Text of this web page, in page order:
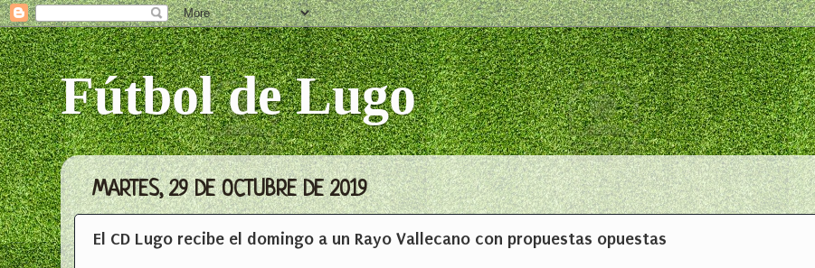
Fútbol de Lugo
MARTES, 29 DE OCTUBRE DE 2019
El CD Lugo recibe el domingo a un Rayo Vallecano con propuestas opuestas